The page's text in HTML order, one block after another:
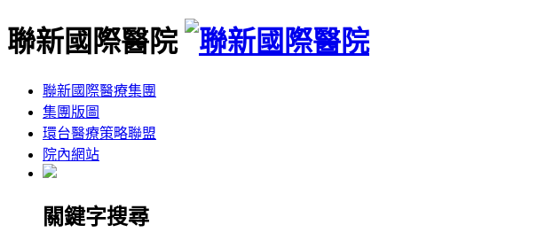
聯新國際醫院
聯新國際醫療集團
集團版圖
環台醫療策略聯盟
院內網站
關鍵字搜尋